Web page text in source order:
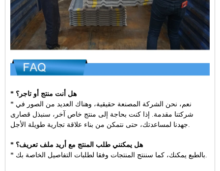
* هل أنت منتج أو تاجر؟
* نعم، نحن الشركة المصنعة حقيقية، وهناك العديد من الصور في
شركتنا مقدمة. إذا كنت بحاجة إلى منتج خاص آخر، سنبذل قصارى
جهدنا لمساعدتك، حتى نتمكن من بناء علاقة تجارية طويلة الأجل.
* هل يمكنني طلب المنتج مع أريد ملف تعريف؟
* بالطبع يمكنك، كما سننتج المنتجات وفقا لطلبات التفاصيل الخاصة بك.